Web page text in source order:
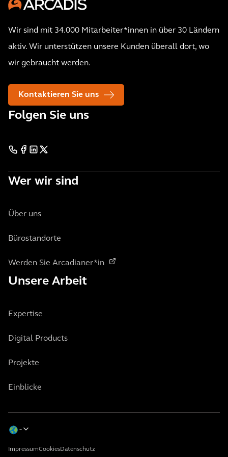
Wir sind mit 34.000 Mitarbeiter*innen in über 30 Ländern
aktiv. Wir unterstützen unsere Kunden überall dort, wo
wir gebraucht werden.
Kontaktieren Sie uns
Folgen Sie uns
Wer wir sind
Über uns
Bürostandorte
Werden Sie Arcadianer*in
Unsere Arbeit
Expertise
Digital Products
Projekte
Einblicke
ImpressumCookiesDatenschutz